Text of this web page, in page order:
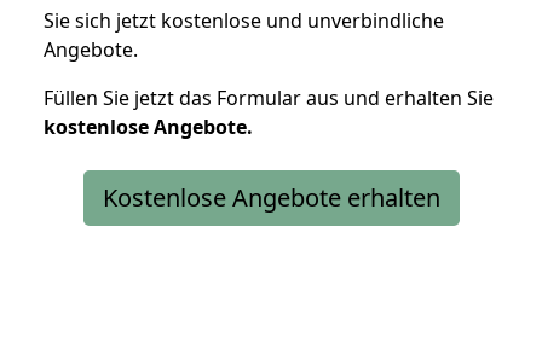
Sie sich jetzt kostenlose und unverbindliche
Angebote.
Füllen Sie jetzt das Formular aus und erhalten Sie
kostenloseAngebote.
Kostenlose Angebote erhalten